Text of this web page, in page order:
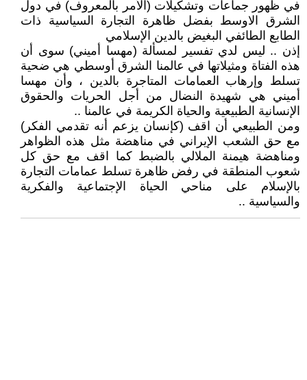
في ظهور جماعات وتشكيلات (الأمر بالمعروف) في دول
الشرق الاوسط بفضل ظاهرة التجارة السياسية ذات
الطابع الطائفي البغيض بالدين الإسلامي
إذن .. ليس لدي تفسير لمسألة (مهسا أميني) سوى أن
هذه الفتاة ومثيلاتها في عالمنا الشرق أوسطي هي ضحية
تسلط وإرهاب العمامات المتاجرة بالدين ، وأن مهسا
أميني هي شهيدة النضال من أجل الحريات والحقوق
الإنسانية الطبيعية والحياة الكريمة في عالمنا ..
ومن الطبيعي أن اقف (كإنسان يزعم أنه تقدمي الفكر)
مع حق الشعب الإيراني في مناهضة مثل هذه الظواهر
ومناهضة هيمنة الملالي بالضبط كما اقف مع حق كل
شعوب المنطقة في رفض ظاهرة تسلط عمامات التجارة
بالإسلام على مناحي الحياة الإجتماعية والفكرية
والسياسية ..